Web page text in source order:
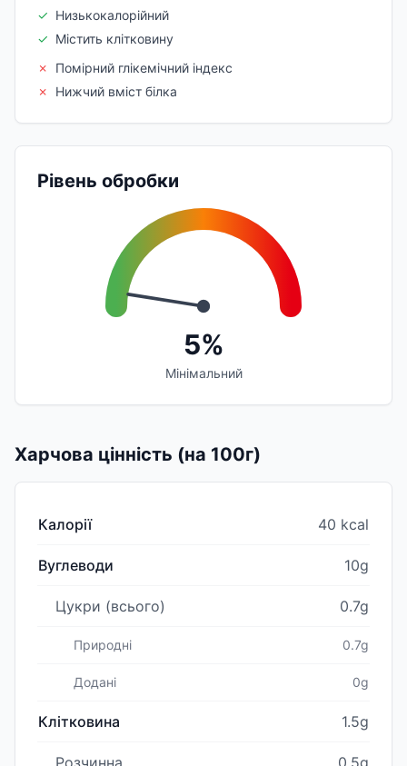
✓ Низькокалорійний
✓ Містить клітковину
✗
Помірний глікемічний індекс
✗
Нижчий вміст білка
Рівень обробки
5%
Мінімальний
Харчова цінність (на 100г)
Калорії 40 kcal
Вуглеводи 10g
Цукри (всього) 0.7g
Природні 0.7g
Додані 0g
Клітковина 1.5g
Розчинна 0.5g